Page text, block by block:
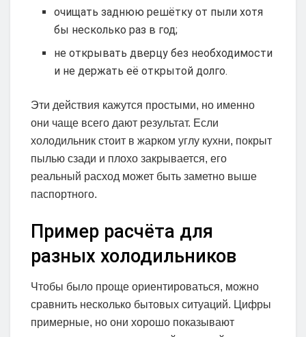
очищать заднюю решётку от пыли хотя
бы несколько раз в год;
не открывать дверцу без необходимости
и не держать её открытой долго.
Эти действия кажутся простыми, но именно
они чаще всего дают результат. Если
холодильник стоит в жарком углу кухни, покрыт
пылью сзади и плохо закрывается, его
реальный расход может быть заметно выше
паспортного.
Пример расчёта для
разных холодильников
Чтобы было проще ориентироваться, можно
сравнить несколько бытовых ситуаций. Цифры
примерные, но они хорошо показывают